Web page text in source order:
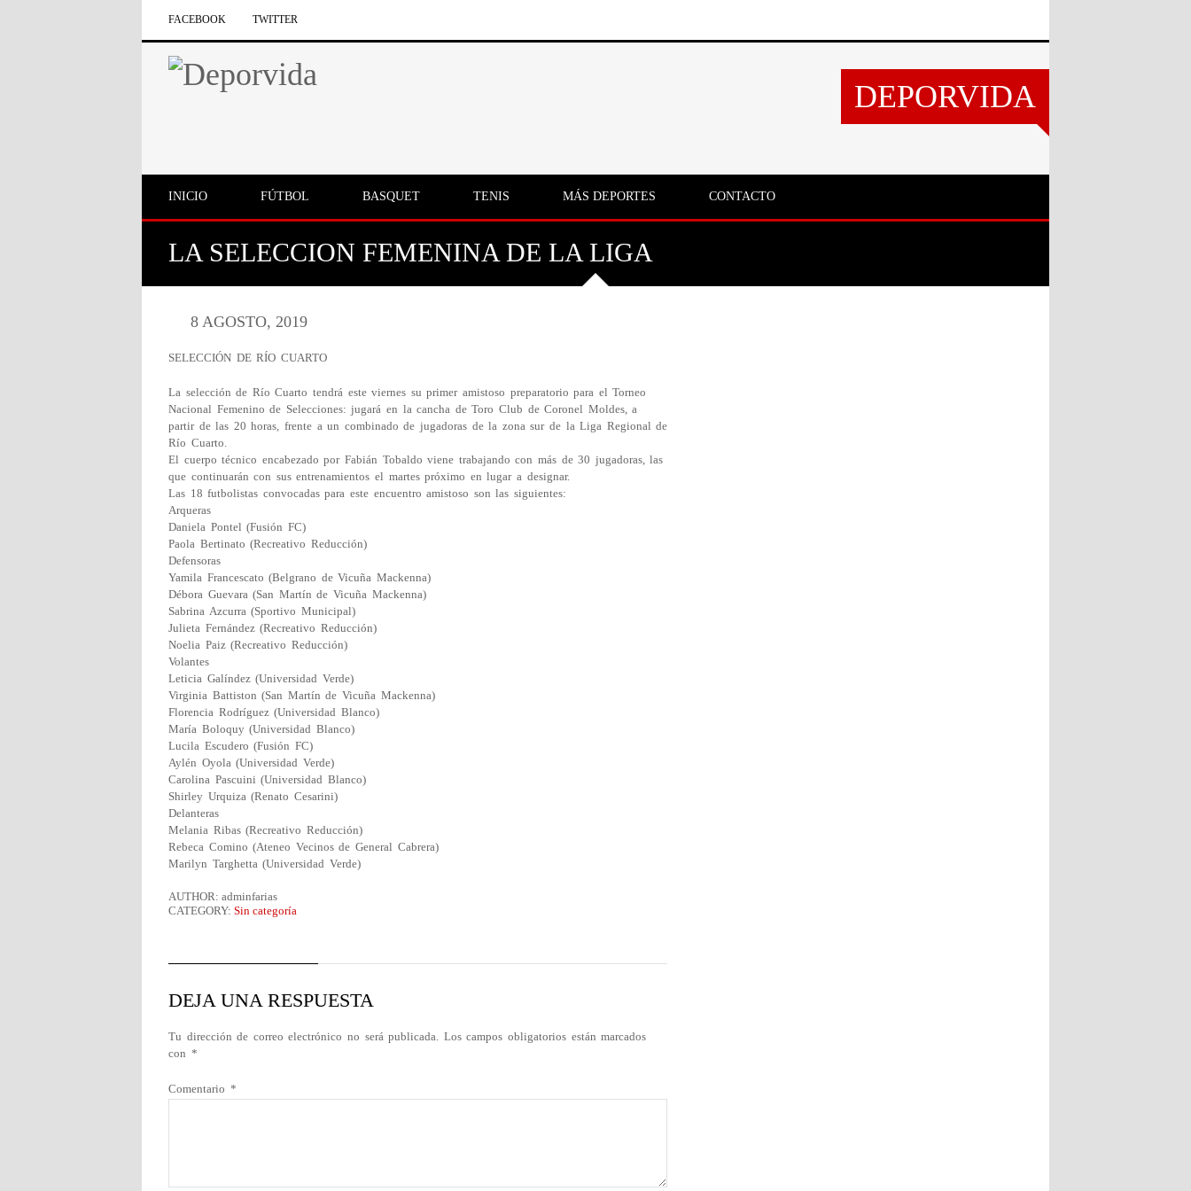
FACEBOOK TWITTER
DEPORVIDA
INICIO FÚTBOL BASQUET TENIS MÁS DEPORTES CONTACTO
LA SELECCION FEMENINA DE LA LIGA
8 AGOSTO, 2019
SELECCIÓN DE RÍO CUARTO
La selección de Río Cuarto tendrá este viernes su primer amistoso preparatorio para el Torneo
Nacional Femenino de Selecciones: jugará en la cancha de Toro Club de Coronel Moldes, a
partir de las 20 horas, frente a un combinado de jugadoras de la zona sur de la Liga Regional de
Río Cuarto.
El cuerpo técnico encabezado por Fabián Tobaldo viene trabajando con más de 30 jugadoras, las
que continuarán con sus entrenamientos el martes próximo en lugar a designar.
Las 18 futbolistas convocadas para este encuentro amistoso son las siguientes:
Arqueras
Daniela Pontel (Fusión FC)
Paola Bertinato (Recreativo Reducción)
Defensoras
Yamila Francescato (Belgrano de Vicuña Mackenna)
Débora Guevara (San Martín de Vicuña Mackenna)
Sabrina Azcurra (Sportivo Municipal)
Julieta Fernández (Recreativo Reducción)
Noelia Paiz (Recreativo Reducción)
Volantes
Leticia Galíndez (Universidad Verde)
Virginia Battiston (San Martín de Vicuña Mackenna)
Florencia Rodríguez (Universidad Blanco)
María Boloquy (Universidad Blanco)
Lucila Escudero (Fusión FC)
Aylén Oyola (Universidad Verde)
Carolina Pascuini (Universidad Blanco)
Shirley Urquiza (Renato Cesarini)
Delanteras
Melania Ribas (Recreativo Reducción)
Rebeca Comino (Ateneo Vecinos de General Cabrera)
Marilyn Targhetta (Universidad Verde)
AUTHOR: adminfarias
CATEGORY: Sin categoría
DEJA UNA RESPUESTA
Tu dirección de correo electrónico no será publicada. Los campos obligatorios están marcados
con *
Comentario *